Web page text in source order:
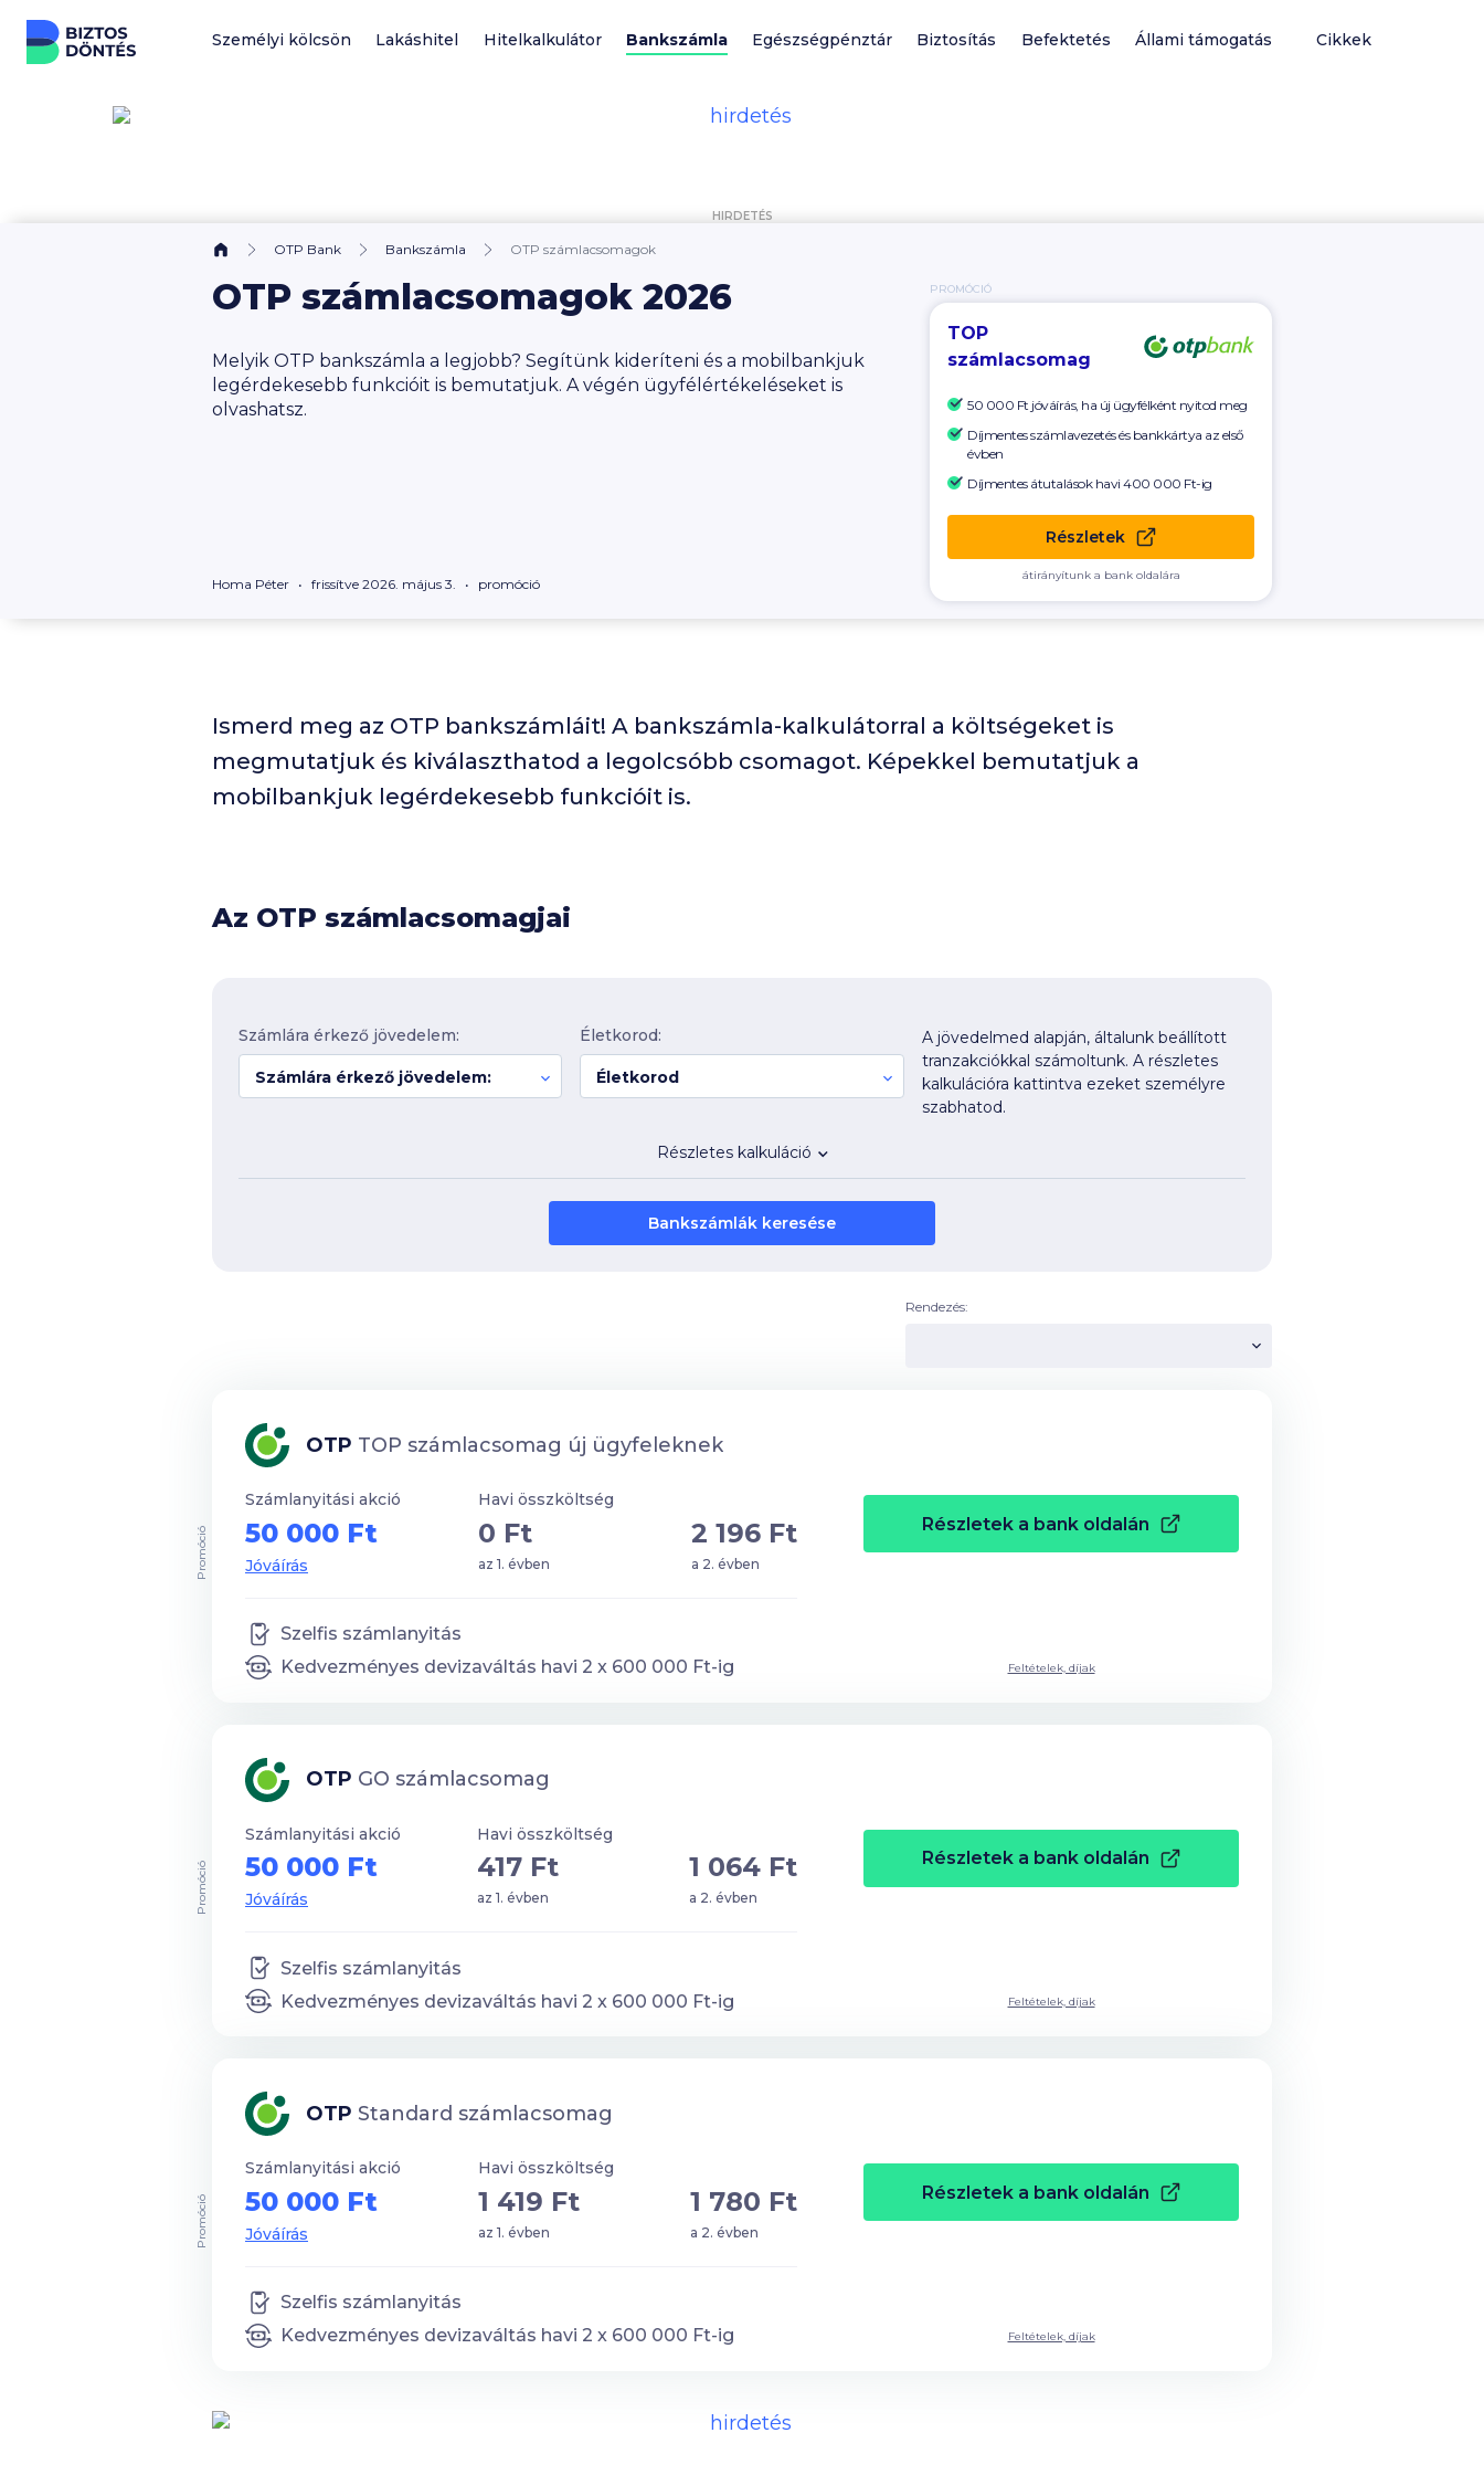
Ugrás a tartalomhoz
Személyi kölcsön Lakáshitel Hitelkalkulátor Bankszámla Egészségpénztár Biztosítás Befektetés Állami támogatás Cikkek
HIRDETÉS
OTP Bank Bankszámla OTP számlacsomagok
OTP számlacsomagok 2026
Melyik OTP bankszámla a legjobb? Segítünk kideríteni és a mobilbankjuk
legérdekesebb funkcióit is bemutatjuk. A végén ügyfélértékeléseket is
olvashatsz.
Homa Péter frissítve 2026. május 3. promóció
PROMÓCIÓ
TOP
számlacsomag
50 000 Ft jóváírás, ha új ügyfélként nyitod meg
Díjmentes számlavezetés és bankkártya az első
évben
Díjmentes átutalások havi 400 000 Ft-ig
Részletek
átirányítunk a bank oldalára
Ismerd meg az OTP bankszámláit! A bankszámla-kalkulátorral a költségeket is
megmutatjuk és kiválaszthatod a legolcsóbb csomagot. Képekkel bemutatjuk a
mobilbankjuk legérdekesebb funkcióit is.
Az OTP számlacsomagjai
Számlára érkező jövedelem:
Számlára érkező jövedelem:
Életkorod:
Életkorod
A jövedelmed alapján, általunk beállított
tranzakciókkal számoltunk. A részletes
kalkulációra kattintva ezeket személyre
szabhatod.
Részletes kalkuláció
Bankszámlák keresése
Rendezés:
OTP TOP számlacsomag új ügyfeleknek
Számlanyitási akció
50 000 Ft
Jóváírás
Havi összköltség
0 Ft
az 1. évben
2 196 Ft
a 2. évben
Szelfis számlanyitás
Kedvezményes devizaváltás havi 2 x 600 000 Ft-ig
Részletek a bank oldalán
Feltételek, díjak
Promóció
OTP GO számlacsomag
Számlanyitási akció
50 000 Ft
Jóváírás
Havi összköltség
417 Ft
az 1. évben
1 064 Ft
a 2. évben
Szelfis számlanyitás
Kedvezményes devizaváltás havi 2 x 600 000 Ft-ig
Részletek a bank oldalán
Feltételek, díjak
Promóció
OTP Standard számlacsomag
Számlanyitási akció
50 000 Ft
Jóváírás
Havi összköltség
1 419 Ft
az 1. évben
1 780 Ft
a 2. évben
Szelfis számlanyitás
Kedvezményes devizaváltás havi 2 x 600 000 Ft-ig
Részletek a bank oldalán
Feltételek, díjak
Promóció